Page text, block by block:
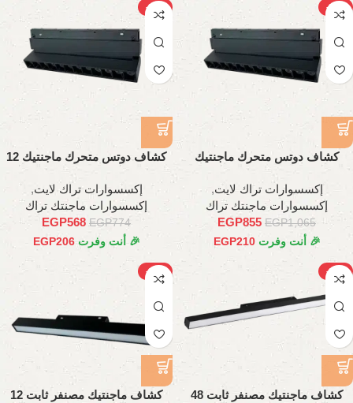
-20%
كشاف دوتس متحرك ماجنتيك
إكسسوارات تراك لايت,
إكسسوارات ماجنتك تراك
EGP1,065
EGP855
🎉 أنت وفرت EGP210
-27%
كشاف دوتس متحرك ماجنتيك 12
إكسسوارات تراك لايت,
إكسسوارات ماجنتك تراك
EGP774
EGP568
🎉 أنت وفرت EGP206
-21%
كشاف ماجنتيك مصنفر ثابت 48
-22%
كشاف ماجنتيك مصنفر ثابت 12